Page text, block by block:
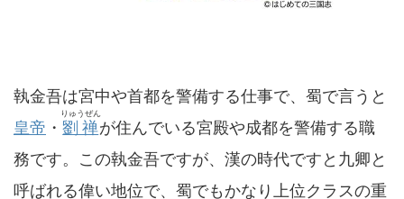
執金吾は宮中や首都を警備する仕事で、蜀で言うと
皇帝 ・ 劉禅
りゅうぜん
が住んでいる宮殿や成都を警備する職
務です。この執金吾ですが、漢の時代ですと九卿と
呼ばれる偉い地位で、蜀でもかなり上位クラスの重